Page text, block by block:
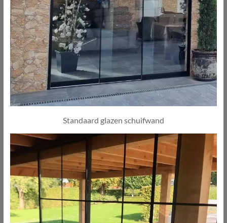
Standaard glazen schuifwand